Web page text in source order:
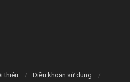
thiệu
Điều khoản sử dụng